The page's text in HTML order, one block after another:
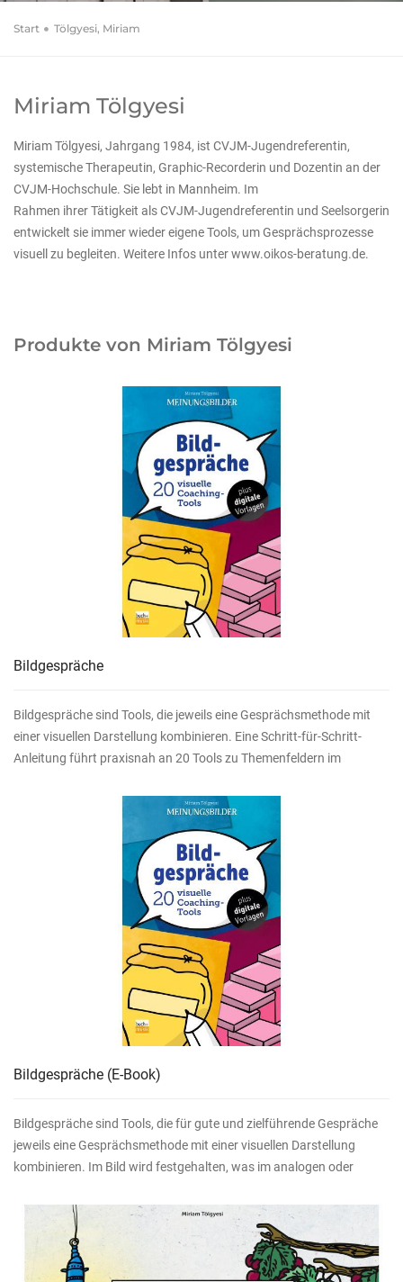
Start Tölgyesi, Miriam
Miriam Tölgyesi
Miriam Tölgyesi, Jahrgang 1984, ist CVJM-Jugendreferentin,
systemische Therapeutin, Graphic-Recorderin und Dozentin an der
CVJM-Hochschule. Sie lebt in Mannheim. Im
Rahmen ihrer Tätigkeit als CVJM-Jugendreferentin und Seelsorgerin
entwickelt sie immer wieder eigene Tools, um Gesprächsprozesse
visuell zu begleiten. Weitere Infos unter www.oikos-beratung.de.
Produkte von Miriam Tölgyesi
Bildgespräche
Bildgespräche sind Tools, die jeweils eine Gesprächsmethode mit
einer visuellen Darstellung kombinieren. Eine Schritt-für-Schritt-
Anleitung führt praxisnah an 20 Tools zu Themenfeldern im
Bildgespräche (E-Book)
Bildgespräche sind Tools, die für gute und zielführende Gespräche
jeweils eine Gesprächsmethode mit einer visuellen Darstellung
kombinieren. Im Bild wird festgehalten, was im analogen oder